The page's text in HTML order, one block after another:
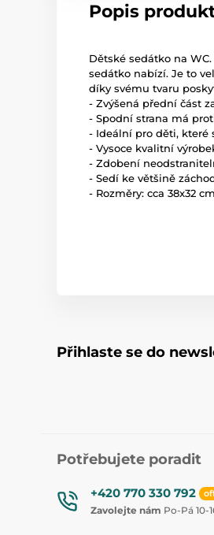
Popis
Dětské sedátko na
sedátko nabízí. Je to
díky svému tvaru
- Zvýšená přední část
- Spodní strana má
- Ideální pro děti, které
- Vysoce kvalitní
- Zdobení
- Sedí ke většině
- Rozměry: cca 38x32 cm
Přihlaste se do
Potřebujete poradit
+420 770 330 792
Zavolejte nám Po-Pá 10-